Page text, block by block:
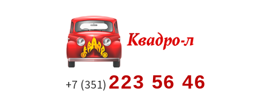
содержимому
+7 (351) 223 56 46